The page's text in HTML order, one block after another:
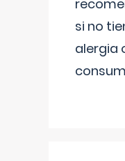
si no
alergia